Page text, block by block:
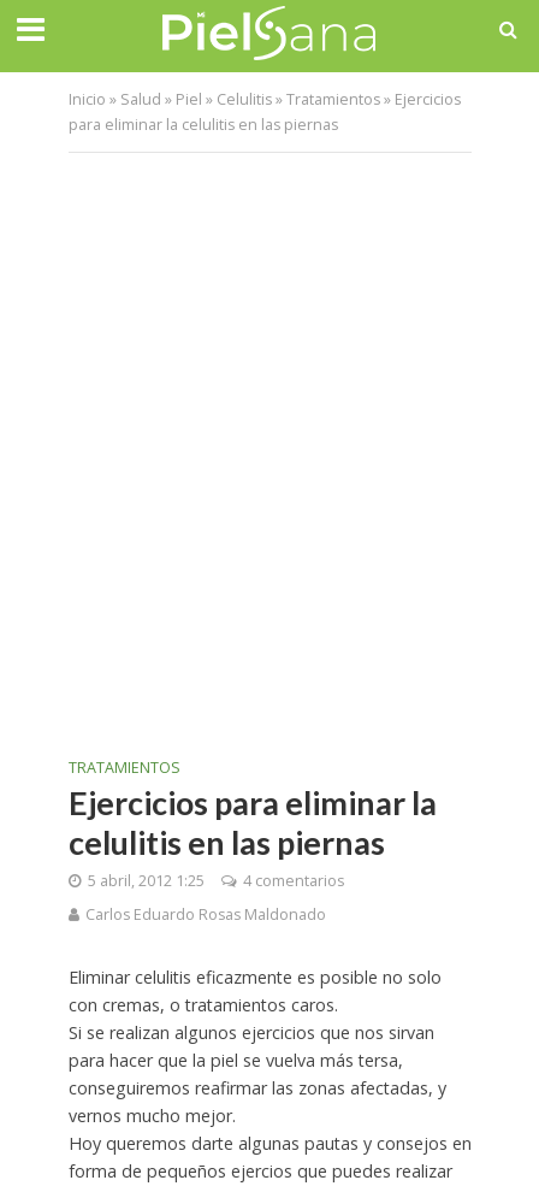
Inicio » Salud » Piel » Celulitis»Tratamientos» Ejercicios
para eliminar la celulitis en las piernas
TRATAMIENTOS
Ejercicios para eliminar la
celulitis en las piernas
5 abril, 2012 1:25
4 comentarios
Carlos Eduardo Rosas Maldonado
Eliminar celulitis eficazmente es posible no solo
con cremas, o tratamientos caros.
Si se realizan algunos ejercicios que nos sirvan
para hacer que la piel se vuelva más tersa,
conseguiremos reafirmar las zonas afectadas, y
vernos mucho mejor.
Hoy queremos darte algunas pautas y consejos en
forma de pequeños ejercios que puedes realizar